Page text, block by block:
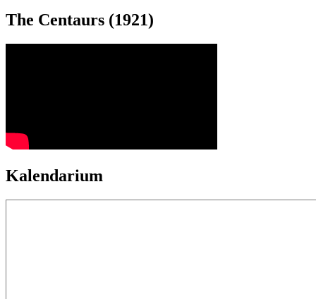
The Centaurs (1921)
Kalendarium